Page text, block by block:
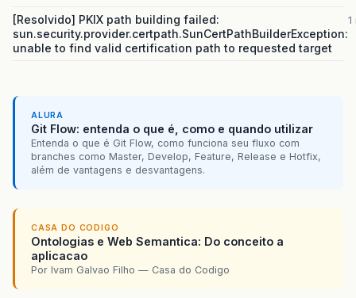
[Resolvido] PKIX path building failed:
sun.security.provider.certpath.SunCertPathBuilderException:
unable to find valid certification path to requested target
ALURA
Git Flow: entenda o que é, como e quando utilizar
Entenda o que é Git Flow, como funciona seu fluxo com
branches como Master, Develop, Feature, Release e Hotfix,
além de vantagens e desvantagens.
CASA DO CODIGO
Ontologias e Web Semantica: Do conceito a
aplicacao
Por Ivam Galvao Filho — Casa do Codigo